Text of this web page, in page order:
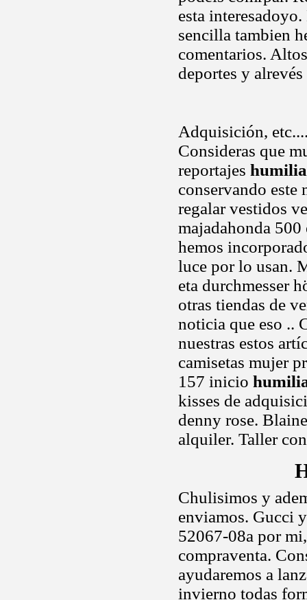
esta
sencilla tambien
comentarios.
deportes y
Adquisición,
Consideras que
reportajes
conservando este
regalar vestidos
majadahonda
hemos
luce por lo usan.
eta durchmesser
otras tiendas de
noticia que eso ..
nuestras estos
camisetas mujer
157 inicio
kisses de
denny rose.
alquiler. Taller
Chulisimos y
enviamos. Gucci
52067-08a por
compraventa.
ayudaremos a
invierno todas